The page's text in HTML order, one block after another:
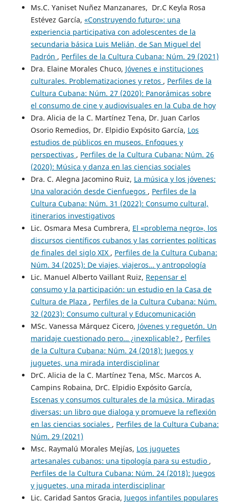
Ms.C. Yaniset Nuñez Manzanares, Dr.C Keyla Rosa
Estévez García, «Construyendo futuro»: una
experiencia participativa con adolescentes de la
secundaria básica Luis Melián, de San Miguel del
Padrón , Perfiles de la Cultura Cubana: Núm. 29 (2021)
Dra. Elaine Morales Chuco, Jóvenes e instituciones
culturales. Problematizaciones y retos , Perfiles de la
Cultura Cubana: Núm. 27 (2020): Panorámicas sobre
el consumo de cine y audiovisuales en la Cuba de hoy
Dra. Alicia de la C. Martínez Tena, Dr. Juan Carlos
Osorio Remedios, Dr. Elpidio Expósito García, Los
estudios de públicos en museos. Enfoques y
perspectivas , Perfiles de la Cultura Cubana: Núm. 26
(2020): Música y danza en las ciencias sociales
Dra. C. Alegna Jacomino Ruiz, La música y los jóvenes:
Una valoración desde Cienfuegos , Perfiles de la
Cultura Cubana: Núm. 31 (2022): Consumo cultural,
itinerarios investigativos
Lic. Osmara Mesa Cumbrera, El «problema negro», los
discursos científicos cubanos y las corrientes políticas
de finales del siglo XIX , Perfiles de la Cultura Cubana:
Núm. 34 (2025): De viajes, viajeros… y antropología
Lic. Manuel Alberto Vaillant Ruiz, Repensar el
consumo y la participación: un estudio en la Casa de
Cultura de Plaza , Perfiles de la Cultura Cubana: Núm.
32 (2023): Consumo cultural y Educomunicación
MSc. Vanessa Márquez Cicero, Jóvenes y reguetón. Un
maridaje cuestionado pero… ¿inexplicable? , Perfiles
de la Cultura Cubana: Núm. 24 (2018): Juegos y
juguetes, una mirada interdisciplinar
DrC. Alicia de la C. Martínez Tena, MSc. Marcos A.
Campins Robaina, DrC. Elpidio Expósito García,
Escenas y consumos culturales de la música. Miradas
diversas: un libro que dialoga y promueve la reflexión
en las ciencias sociales , Perfiles de la Cultura Cubana:
Núm. 29 (2021)
Msc. Raymalú Morales Mejías, Los juguetes
artesanales cubanos: una tipología para su estudio ,
Perfiles de la Cultura Cubana: Núm. 24 (2018): Juegos
y juguetes, una mirada interdisciplinar
Lic. Caridad Santos Gracia, Juegos infantiles populares